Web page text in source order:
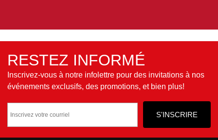
RESTEZ INFORMÉ
Inscrivez-vous à notre infolettre pour des invitations à nos
événements exclusifs, des promotions, et bien plus!